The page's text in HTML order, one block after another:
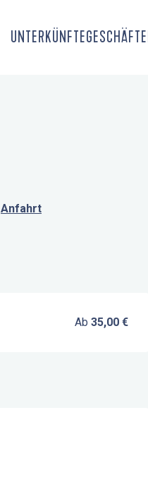
UNTERKÜNFTEGESCHÄFTE
Anfahrt
Ab35,00 €